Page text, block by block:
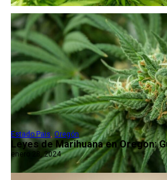
Leyes de Marihuana en Oregon:
Estado Pais,Oregón
enero 28, 2024